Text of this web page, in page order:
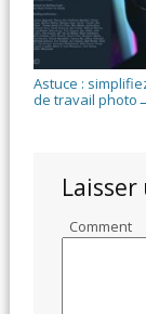
Astuce :
de travail photo
Comment